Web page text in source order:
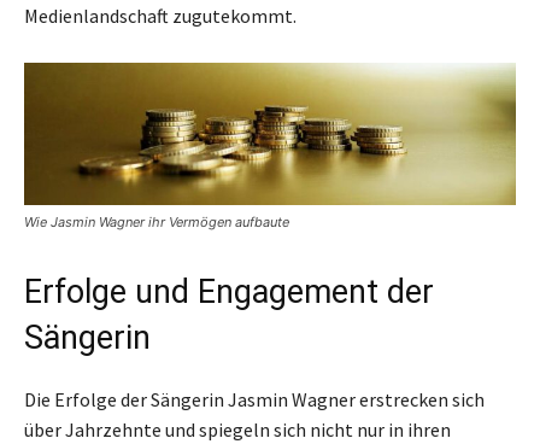
Medienlandschaft zugutekommt.
Wie Jasmin Wagner ihr Vermögen aufbaute
Erfolge und Engagement der
Sängerin
Die Erfolge der Sängerin Jasmin Wagner erstrecken sich
über Jahrzehnte und spiegeln sich nicht nur in ihren